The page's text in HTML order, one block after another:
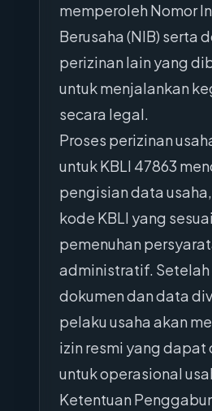
memperoleh Nomor
Berusaha (NIB) serta
perizinan lain yang
untuk menjalankan
secara legal.
Proses perizinan
untuk KBLI 47863
pengisian data
kode KBLI yang
pemenuhan
administratif. Setelah
dokumen dan data
pelaku usaha akan
izin resmi yang dapat
untuk operasional
Ketentuan